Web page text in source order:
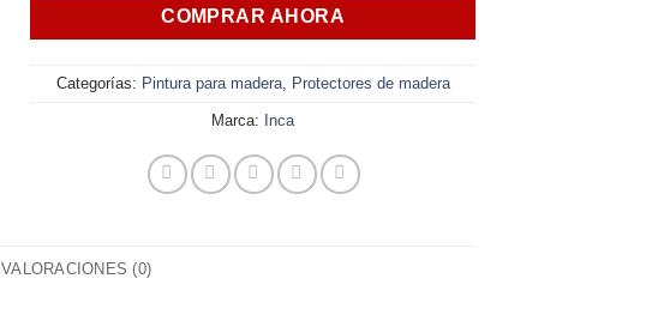
COMPRAR AHORA
Categorías: Pintura para madera, Protectores de madera
Marca: Inca
VALORACIONES (0)